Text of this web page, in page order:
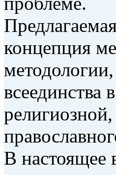
концепция
всеединства
В настоящее